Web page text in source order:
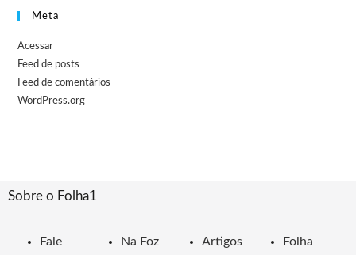
Meta
Acessar
Feed de posts
Feed de comentários
WordPress.org
Sobre o Folha1
Fale
Na Foz
Artigos
Folha